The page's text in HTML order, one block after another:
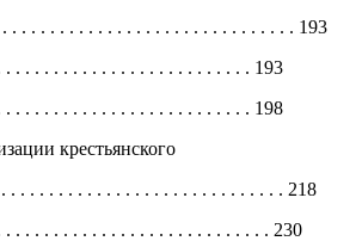
. . . . . . . . . . . . . . . . . . . . . . . . . . . . . . 193
. . . . . . . . . . . . . . . . . . . . . . . . . 193
. . . . . . . . . . . . . . . . . . . . . . . . . . 198
крестьянского
. . . . . . . . . . . . . . . . . . . . . . . . . . . . 218
. . . . . . . . . . . . . . . . . . . . . . . . . . . 230